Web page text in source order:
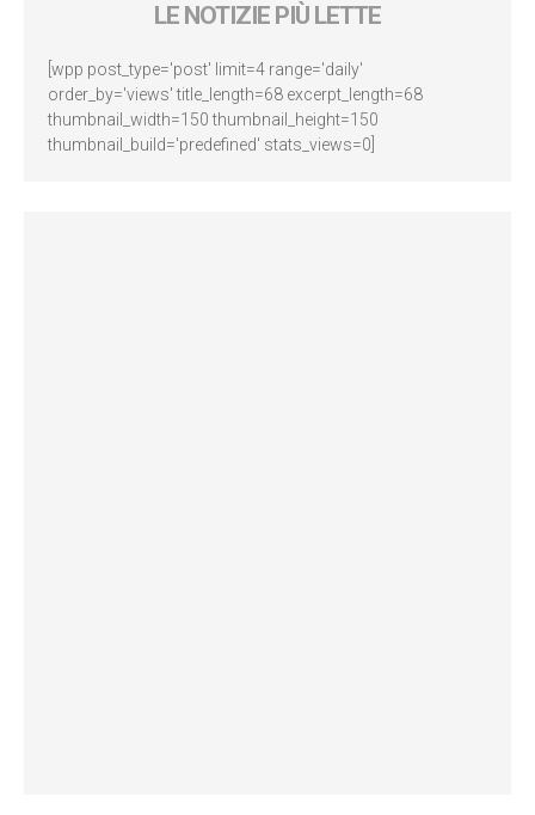
LE NOTIZIE PIÙ LETTE
[wpp post_type='post' limit=4 range='daily'
order_by='views' title_length=68 excerpt_length=68
thumbnail_width=150 thumbnail_height=150
thumbnail_build='predefined' stats_views=0]